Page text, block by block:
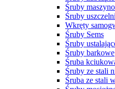
Śruby
Śruby
Wkręty
Śruby Sems
Śruby
Śruby barkowe
Śruba
Śruby ze stali
Śruba ze stali